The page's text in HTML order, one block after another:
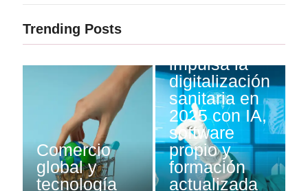
Trending Posts
Comercio
global y
tecnología
ASHO
impulsa la
digitalización
sanitaria en
2025 con IA,
software
propio y
formación
actualizada